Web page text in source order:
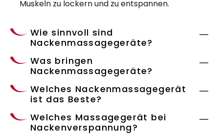
Muskeln zu lockern und zu entspannen.
Wie sinnvoll sind
Nackenmassagegeräte?
Was bringen
Nackenmassagegeräte?
Welches Nackenmassagegerät
ist das Beste?
Welches Massagegerät bei
Nackenverspannung?